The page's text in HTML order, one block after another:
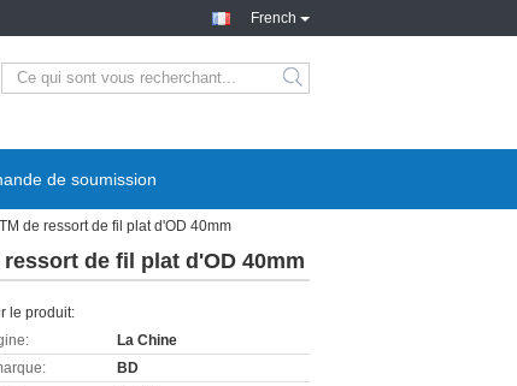
French
de soumission
de ressort de fil plat d'OD 40mm
de fil plat d'OD 40mm
le produit:
La Chine
BD